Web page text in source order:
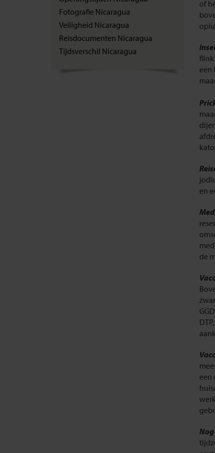
Fotografie Nicaragua
Veiligheid Nicaragua
Reisdocumenten Nicaragua
Tijdsverschil Nicaragua
of
flink
een
en
de
een